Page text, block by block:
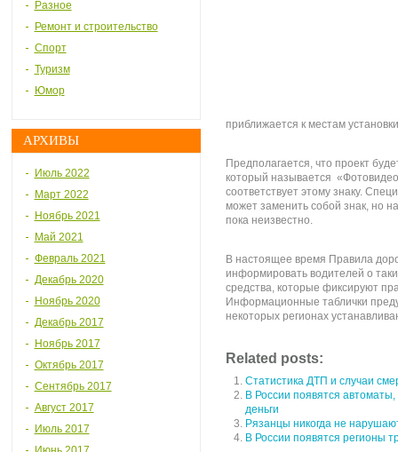
Разное
Ремонт и строительство
Спорт
Туризм
Юмор
АРХИВЫ
Июль 2022
Март 2022
Ноябрь 2021
Май 2021
Февраль 2021
Декабрь 2020
Ноябрь 2020
Декабрь 2017
Ноябрь 2017
Октябрь 2017
Сентябрь 2017
Август 2017
Июль 2017
приближается к местам
Предполагается, что проект
который называется
соответствует этому знаку.
может заменить собой знак, но
пока неизвестно.
В настоящее время Правила
информировать водителей о
средства, которые фиксируют
Информационные таблички
некоторых регионах
Related posts:
Статистика ДТП и случаи
В России появятся
деньги
Рязанцы никогда не
В России появятся регионы